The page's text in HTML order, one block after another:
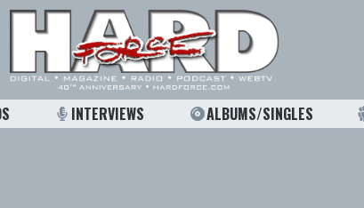
INTERVIEWS ALBUMS/SINGLES